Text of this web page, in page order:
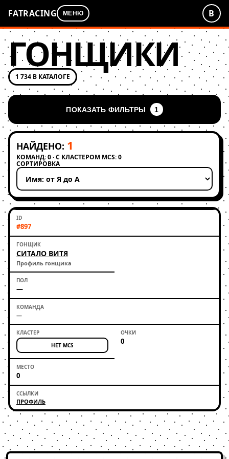
FATRACING МЕНЮ В
ГОНЩИКИ
1 734 В КАТАЛОГЕ
ПОКАЗАТЬ ФИЛЬТРЫ 1
НАЙДЕНО: 1
КОМАНД: 0 · С КЛАСТЕРОМ MCS: 0
СОРТИРОВКА
Применить сортировку
#897
СИТАЛО ВИТЯ
Профиль гонщика
—
—
НЕТ MCS 0
0
ПРОФИЛЬ